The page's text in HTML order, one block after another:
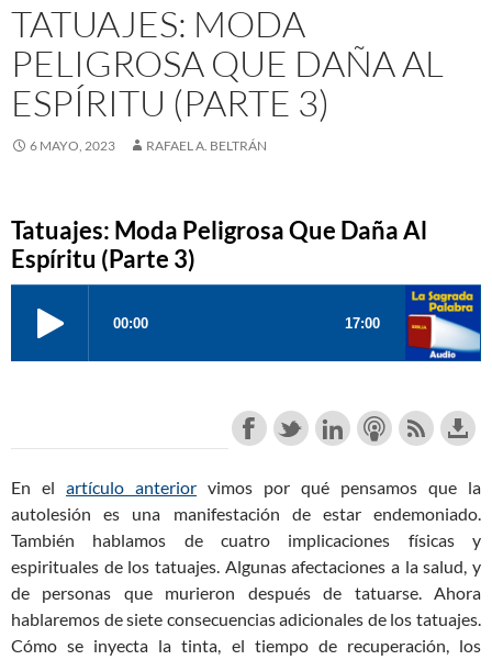
TATUAJES: MODA
PELIGROSA QUE DAÑA AL
ESPÍRITU (PARTE 3)
6 MAYO, 2023 RAFAEL A. BELTRÁN
Tatuajes: Moda Peligrosa Que Daña Al
Espíritu (Parte 3)
En el artículo anterior vimos por qué pensamos que la
autolesión es una manifestación de estar endemoniado.
También hablamos de cuatro implicaciones físicas y
espirituales de los tatuajes. Algunas afectaciones a la salud, y
de personas que murieron después de tatuarse. Ahora
hablaremos de siete consecuencias adicionales de los tatuajes.
Cómo se inyecta la tinta, el tiempo de recuperación, los